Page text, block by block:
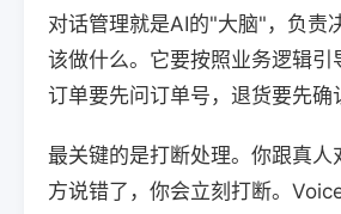
对话管理就是AI的"大脑"，负责
该做什么。它要按照业务逻辑引
订单要先问订单号，退货要先确
最关键的是打断处理。你跟真人
方说错了，你会立刻打断。